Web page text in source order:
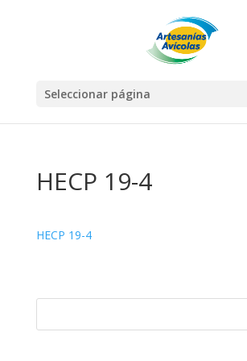
Seleccionar página
HECP 19-4
HECP 19-4